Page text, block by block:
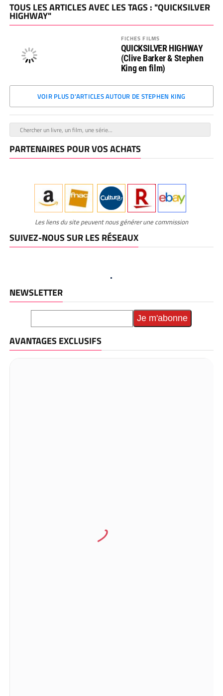
TOUS LES ARTICLES AVEC LES TAGS : "QUICKSILVER
HIGHWAY"
FICHES FILMS
QUICKSILVER HIGHWAY
(Clive Barker & Stephen
King en film)
VOIR PLUS D'ARTICLES AUTOUR DE STEPHEN KING
PARTENAIRES POUR VOS ACHATS
Les liens du site peuvent nous générer une commission
SUIVEZ-NOUS SUR LES RÉSEAUX
NEWSLETTER
AVANTAGES EXCLUSIFS